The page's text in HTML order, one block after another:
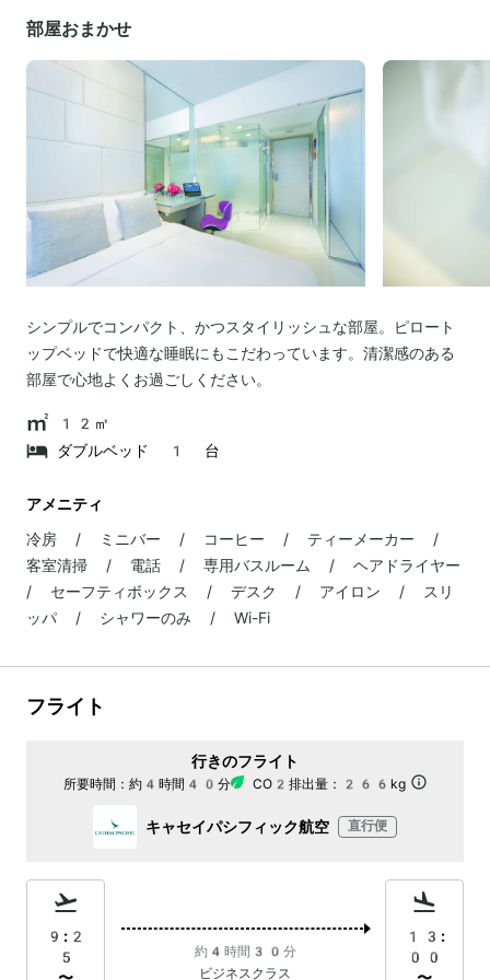
部屋おまかせ
シンプルでコンパクト、かつスタイリッシュな部屋。ピロート
ップベッドで快適な睡眠にもこだわっています。清潔感のある
部屋で心地よくお過ごしください。
12㎡
ダブルベッド 1 台
アメニティ
冷房 / ミニバー / コーヒー / ティーメーカー /
客室清掃 / 電話 / 専用バスルーム / ヘアドライヤー
/ セーフティボックス / デスク / アイロン / スリ
ッパ / シャワーのみ / Wi-Fi
フライト
行きのフライト
所要時間： 約4時間40分 CO2排出量： 266kg
キャセイパシフィック航空 直行便
9:2
5
約4時間30分
ビジネスクラス
13:
00